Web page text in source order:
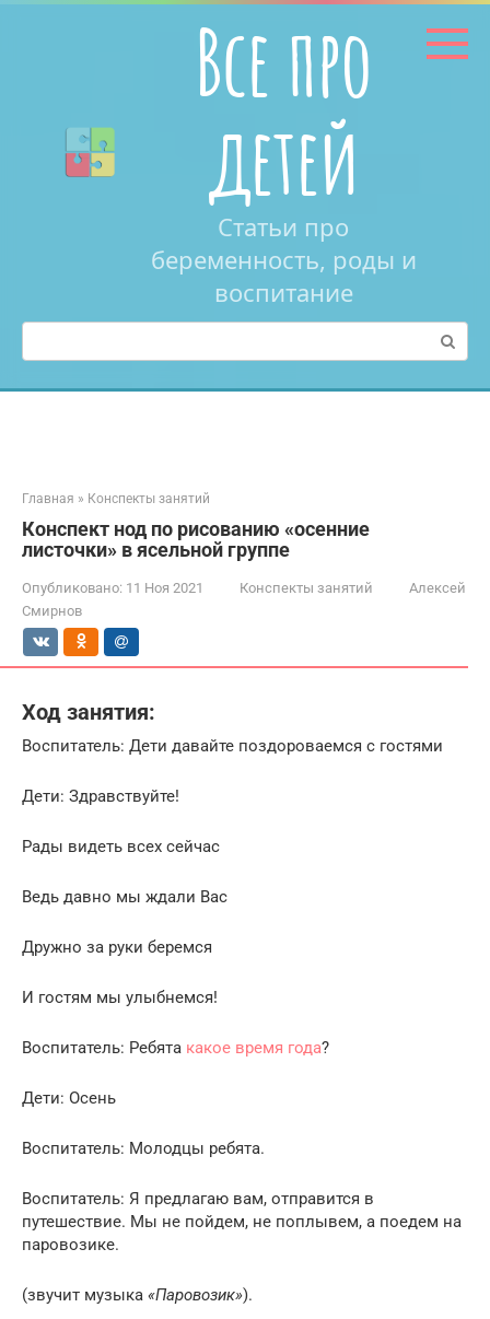
Перейти
Все про
детей
Статьи про
беременность, роды и
воспитание
Поиск:
Главная » Конспекты занятий
Конспект нод по рисованию «осенние
листочки» в ясельной группе
Опубликовано: 11 Ноя 2021 Конспекты занятий
Алексей
Смирнов
Ход занятия:
Воспитатель: Дети давайте поздороваемся с гостями
Дети: Здравствуйте!
Рады видеть всех сейчас
Ведь давно мы ждали Вас
Дружно за руки беремся
И гостям мы улыбнемся!
Воспитатель: Ребята какое время года?
Дети: Осень
Воспитатель: Молодцы ребята.
Воспитатель: Я предлагаю вам, отправится в
путешествие. Мы не пойдем, не поплывем, а поедем на
паровозике.
(звучит музыка «Паровозик»).